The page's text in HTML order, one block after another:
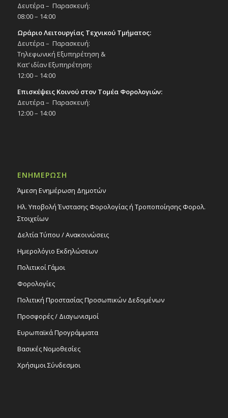
Δευτέρα – Παρασκευή:
08:00 – 14:00
Ωράριο Λειτουργίας Τεχνικού Τμήματος:
Δευτέρα – Παρασκευή:
Τηλεφωνική Εξυπηρέτηση &
Κατ’ ιδίαν Εξυπηρέτηση:
12:00 – 14:00
Επισκέψεις Κοινού στον Τομέα Φορολογιών:
Δευτέρα – Παρασκευή:
12:00 – 14:00
ΕΝΗΜΕΡΩΣΗ
Άμεση Ενημέρωση Δημοτών
Ηλ. Υποβολή Ένστασης Φορολογίας ή Τροποποίησης Φορολ.
Στοιχείων
Δελτία Τύπου / Ανακοινώσεις
Ημερολόγιο Εκδηλώσεων
Πολιτικοί Γάμοι
Φορολογίες
Πολιτική Προστασίας Προσωπικών Δεδομένων
Προσφορές / Διαγωνισμοί
Ευρωπαϊκά Προγράμματα
Βασικές Νομοθεσίες
Χρήσιμοι Σύνδεσμοι